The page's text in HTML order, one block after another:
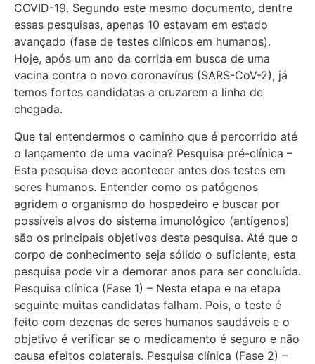
COVID-19. Segundo este mesmo documento, dentre
essas pesquisas, apenas 10 estavam em estado
avançado (fase de testes clínicos em humanos).
Hoje, após um ano da corrida em busca de uma
vacina contra o novo coronavírus (SARS-CoV-2), já
temos fortes candidatas a cruzarem a linha de
chegada.
Que tal entendermos o caminho que é percorrido até
o lançamento de uma vacina? Pesquisa pré-clínica –
Esta pesquisa deve acontecer antes dos testes em
seres humanos. Entender como os patógenos
agridem o organismo do hospedeiro e buscar por
possíveis alvos do sistema imunológico (antígenos)
são os principais objetivos desta pesquisa. Até que o
corpo de conhecimento seja sólido o suficiente, esta
pesquisa pode vir a demorar anos para ser concluída.
Pesquisa clínica (Fase 1) – Nesta etapa e na etapa
seguinte muitas candidatas falham. Pois, o teste é
feito com dezenas de seres humanos saudáveis e o
objetivo é verificar se o medicamento é seguro e não
causa efeitos colaterais. Pesquisa clínica (Fase 2) –